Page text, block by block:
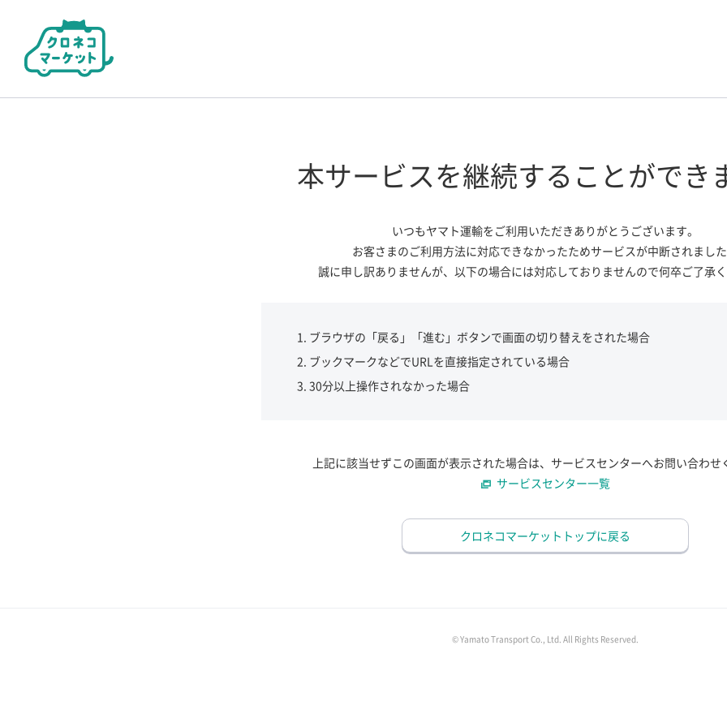
本サービスを継続する ことができ
いつもヤマト運輸をご利用いただきありがとうございます。
お客さまのご利用方法に対応できなかったためサービスが中断されました
誠に申し訳ありませんが、 以下の場合には対応しておりませんので何卒ご了承く
ブラウザの「戻る」「進む」ボタンで画面の切り替えをされた場合
ブックマークなどでURLを直接指定されている場合
30分以上操作されなかった場合
上記に該当せずこの画面が表示された場合は、サービスセンターへお問い合わせ
サービスセンター一覧
クロネコマーケットトップに戻る
© Yamato Transport Co., Ltd. All Rights Reserved.